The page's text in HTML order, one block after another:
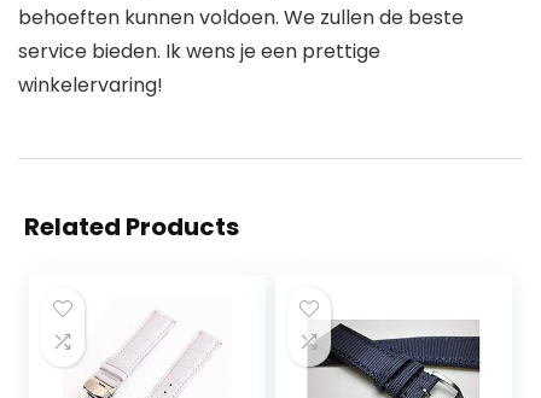
behoeften kunnen voldoen. We zullen de beste
service bieden. Ik wens je een prettige
winkelervaring!
Related Products